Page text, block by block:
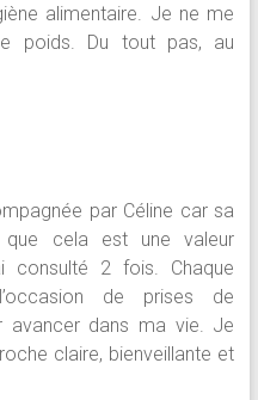
alimentaire. Je ne me
poids. Du tout pas, au
par Céline car sa
cela est une valeur
consulté 2 fois. Chaque
de prises de
avancer dans ma vie. Je
claire, bienveillante et